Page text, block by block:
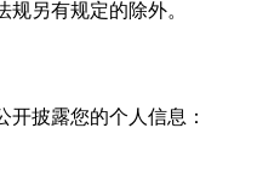
另有规定的除外。
披露您的个人信息：